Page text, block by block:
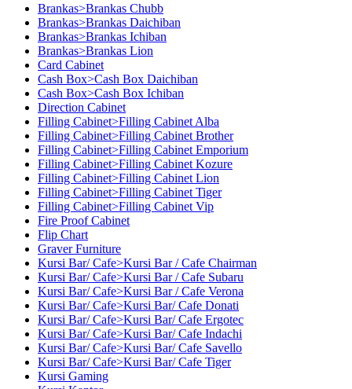
Brankas>Brankas Chubb
Brankas>Brankas Daichiban
Brankas>Brankas Ichiban
Brankas>Brankas Lion
Card Cabinet
Cash Box>Cash Box Daichiban
Cash Box>Cash Box Ichiban
Direction Cabinet
Filling Cabinet>Filling Cabinet Alba
Filling Cabinet>Filling Cabinet Brother
Filling Cabinet>Filling Cabinet Emporium
Filling Cabinet>Filling Cabinet Kozure
Filling Cabinet>Filling Cabinet Lion
Filling Cabinet>Filling Cabinet Tiger
Filling Cabinet>Filling Cabinet Vip
Fire Proof Cabinet
Flip Chart
Graver Furniture
Kursi Bar/ Cafe>Kursi Bar / Cafe Chairman
Kursi Bar/ Cafe>Kursi Bar / Cafe Subaru
Kursi Bar/ Cafe>Kursi Bar / Cafe Verona
Kursi Bar/ Cafe>Kursi Bar/ Cafe Donati
Kursi Bar/ Cafe>Kursi Bar/ Cafe Ergotec
Kursi Bar/ Cafe>Kursi Bar/ Cafe Indachi
Kursi Bar/ Cafe>Kursi Bar/ Cafe Savello
Kursi Bar/ Cafe>Kursi Bar/ Cafe Tiger
Kursi Gaming